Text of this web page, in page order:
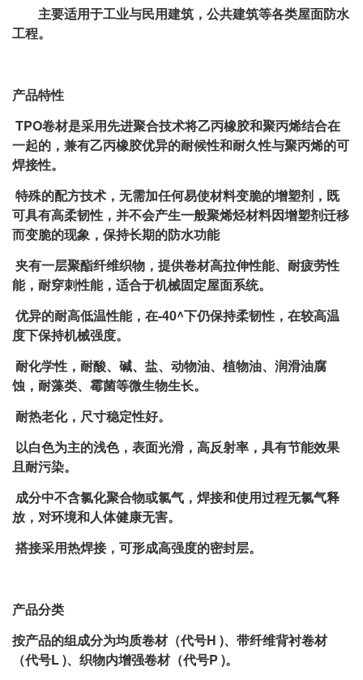
主要适用于工业与民用建筑，公共建筑等各类屋面防水
工程。
产品特性
TPO卷材是采用先进聚合技术将乙丙橡胶和聚丙烯结合在
一起的，兼有乙丙橡胶优异的耐候性和耐久性与聚丙烯的可
焊接性。
特殊的配方技术，无需加任何易使材料变脆的增塑剂，既
可具有高柔韧性，并不会产生一般聚烯烃材料因增塑剂迁移
而变脆的现象，保持长期的防水功能
夹有一层聚酯纤维织物，提供卷材高拉伸性能、耐疲劳性
能，耐穿刺性能，适合于机械固定屋面系统。
优异的耐高低温性能，在-40^下仍保持柔韧性，在较高温
度下保持机械强度。
耐化学性，耐酸、碱、盐、动物油、植物油、润滑油腐
蚀，耐藻类、霉菌等微生物生长。
耐热老化，尺寸稳定性好。
以白色为主的浅色，表面光滑，高反射率，具有节能效果
且耐污染。
成分中不含氯化聚合物或氯气，焊接和使用过程无氯气释
放，对环境和人体健康无害。
搭接采用热焊接，可形成高强度的密封层。
产品分类
按产品的组成分为均质卷材（代号H )、带纤维背衬卷材
（代号L )、织物内增强卷材（代号P )。